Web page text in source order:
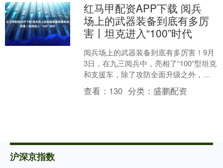
红马甲配资APP下载 阅兵
场上的武器装备到底有多厉
害丨坦克进入“100”时代
阅兵场上的武器装备到底有多厉害！9月
3日，在九三阅兵中，亮相了“100”型坦克
和支援车，除了攻防全面升级之外，都
配备了新型头盔和360度影像。“这下彻底
不需要后....
查看： 130 分类： 盛鹏配资
沪深京指数